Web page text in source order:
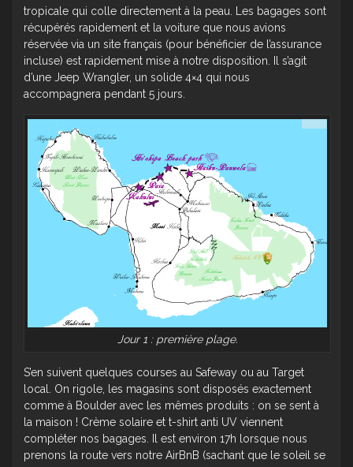
tropicale qui colle directement à la peau. Les bagages sont
récupérés rapidement et la voiture que nous avions
réservée via un site français (pour bénéficier de l’assurance
incluse) est rapidement mise à notre disposition. Il s’agit
d’une Jeep Wrangler, un solide 4×4 qui nous
accompagnera pendant 5 jours.
Jour 1 : première plage.
S’en suivent quelques courses au Safeway ou au Target
local. On rigole, les magasins sont disposés exactement
comme à Boulder avec les mêmes produits : on se sent à
la maison ! Crème solaire et t-shirt anti UV viennent
compléter nos bagages. Il est environ 17h lorsque nous
prenons la route vers notre AirBnB (sachant que le soleil se